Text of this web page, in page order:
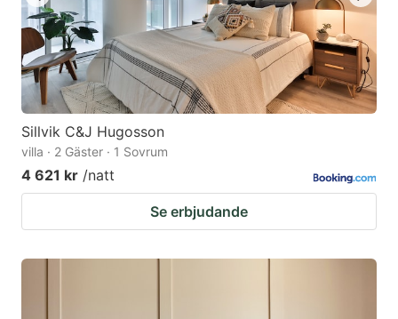
Sillvik C&J Hugosson
villa · 2 Gäster · 1 Sovrum
4 621 kr /natt
Se erbjudande